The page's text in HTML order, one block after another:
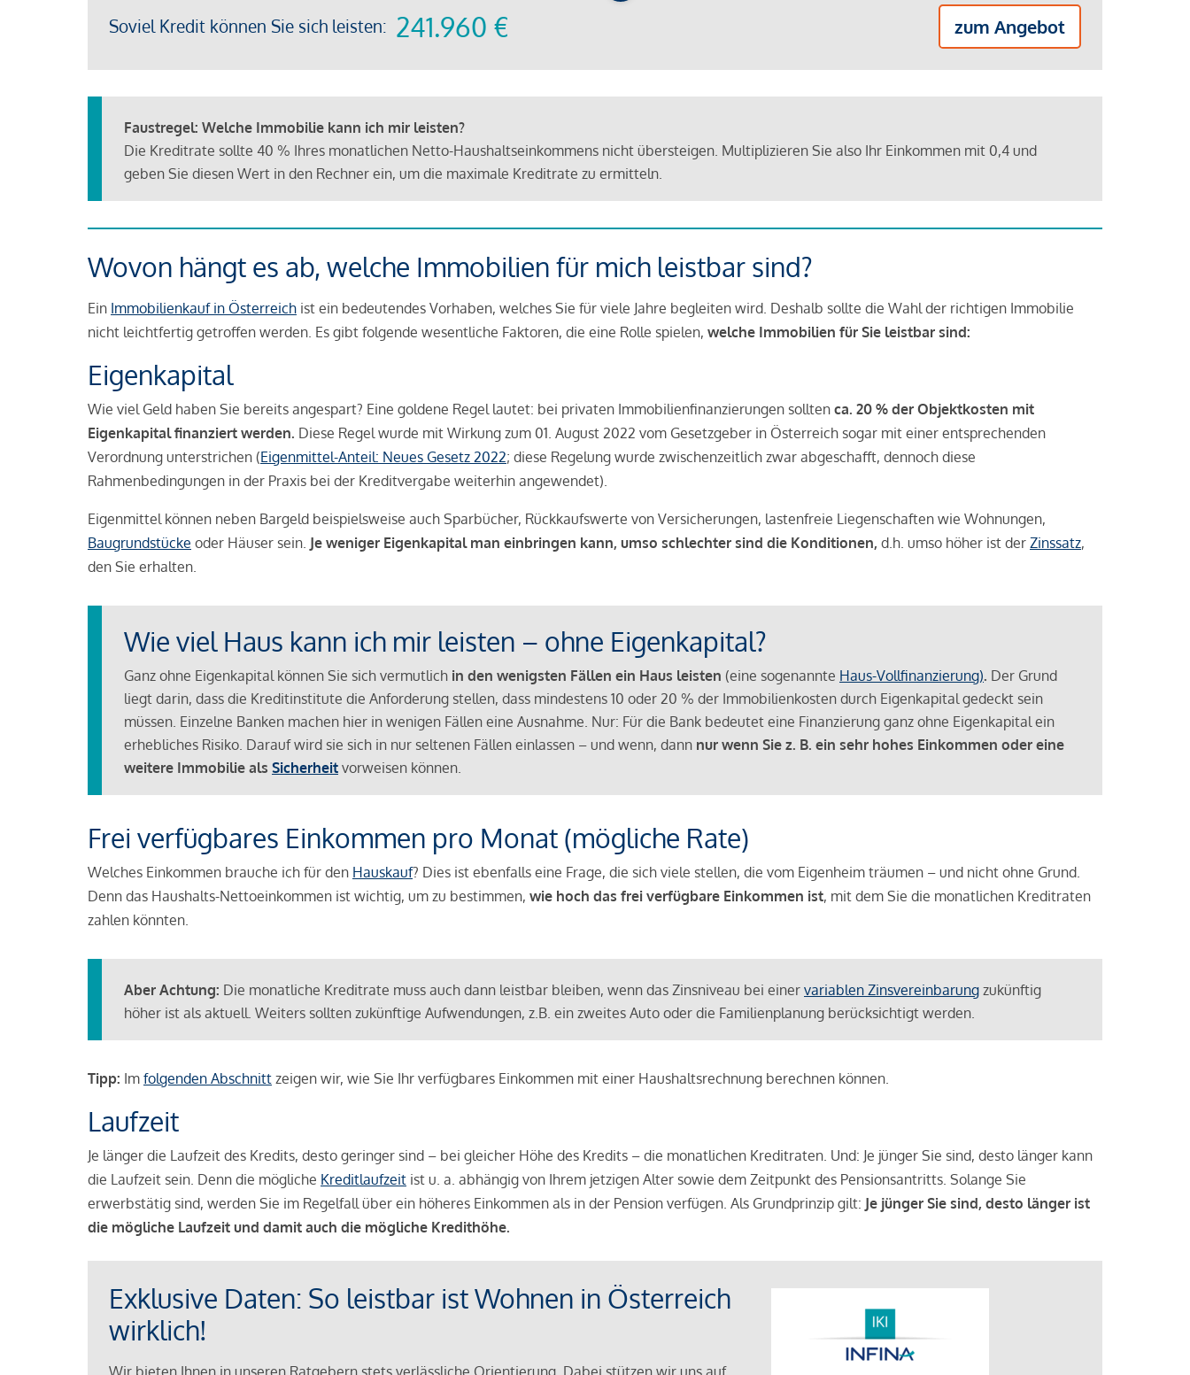
Soviel Kredit können Sie sich leisten: 241.960 € zum Angebot
Faustregel: Welche Immobilie kann ich mir leisten?
Die Kreditrate sollte 40 % Ihres monatlichen Netto-Haushaltseinkommens nicht übersteigen. Multiplizieren Sie also Ihr Einkommen mit 0,4 und
geben Sie diesen Wert in den Rechner ein, um die maximale Kreditrate zu ermitteln.
Wovon hängt es ab, welche Immobilien für mich leistbar sind?
Ein Immobilienkauf in Österreich ist ein bedeutendes Vorhaben, welches Sie für viele Jahre begleiten wird. Deshalb sollte die Wahl der richtigen Immobilie
nicht leichtfertig getroffen werden. Es gibt folgende wesentliche Faktoren, die eine Rolle spielen, welche Immobilien für Sie leistbar sind:
Eigenkapital
Wie viel Geld haben Sie bereits angespart? Eine goldene Regel lautet: bei privaten Immobilienfinanzierungen sollten ca. 20 % der Objektkosten mit
Eigenkapital finanziert werden. Diese Regel wurde mit Wirkung zum 01. August 2022 vom Gesetzgeber in Österreich sogar mit einer entsprechenden
Verordnung unterstrichen (Eigenmittel-Anteil: Neues Gesetz 2022; diese Regelung wurde zwischenzeitlich zwar abgeschafft, dennoch diese
Rahmenbedingungen in der Praxis bei der Kreditvergabe weiterhin angewendet).
Eigenmittel können neben Bargeld beispielsweise auch Sparbücher, Rückkaufswerte von Versicherungen, lastenfreie Liegenschaften wie Wohnungen,
Baugrundstücke oder Häuser sein. Je weniger Eigenkapital man einbringen kann, umso schlechter sind die Konditionen, d.h. umso höher ist der Zinssatz,
den Sie erhalten.
Wie viel Haus kann ich mir leisten – ohne Eigenkapital?
Ganz ohne Eigenkapital können Sie sich vermutlich in den wenigsten Fällen ein Haus leisten (eine sogenannte Haus-Vollfinanzierung). Der Grund
liegt darin, dass die Kreditinstitute die Anforderung stellen, dass mindestens 10 oder 20 % der Immobilienkosten durch Eigenkapital gedeckt sein
müssen. Einzelne Banken machen hier in wenigen Fällen eine Ausnahme. Nur: Für die Bank bedeutet eine Finanzierung ganz ohne Eigenkapital ein
erhebliches Risiko. Darauf wird sie sich in nur seltenen Fällen einlassen – und wenn, dann nur wenn Sie z. B. ein sehr hohes Einkommen oder eine
weitere Immobilie als Sicherheit vorweisen können.
Frei verfügbares Einkommen pro Monat (mögliche Rate)
Welches Einkommen brauche ich für den Hauskauf? Dies ist ebenfalls eine Frage, die sich viele stellen, die vom Eigenheim träumen – und nicht ohne Grund.
Denn das Haushalts-Nettoeinkommen ist wichtig, um zu bestimmen, wie hoch das frei verfügbare Einkommen ist, mit dem Sie die monatlichen Kreditraten
zahlen könnten.
Aber Achtung: Die monatliche Kreditrate muss auch dann leistbar bleiben, wenn das Zinsniveau bei einer variablen Zinsvereinbarung zukünftig
höher ist als aktuell. Weiters sollten zukünftige Aufwendungen, z.B. ein zweites Auto oder die Familienplanung berücksichtigt werden.
Tipp: Im folgenden Abschnitt zeigen wir, wie Sie Ihr verfügbares Einkommen mit einer Haushaltsrechnung berechnen können.
Laufzeit
Je länger die Laufzeit des Kredits, desto geringer sind – bei gleicher Höhe des Kredits – die monatlichen Kreditraten. Und: Je jünger Sie sind, desto länger kann
die Laufzeit sein. Denn die mögliche Kreditlaufzeit ist u. a. abhängig von Ihrem jetzigen Alter sowie dem Zeitpunkt des Pensionsantritts. Solange Sie
erwerbstätig sind, werden Sie im Regelfall über ein höheres Einkommen als in der Pension verfügen. Als Grundprinzip gilt: Je jünger Sie sind, desto länger ist
die mögliche Laufzeit und damit auch die mögliche Kredithöhe.
Exklusive Daten: So leistbar ist Wohnen in Österreich
wirklich!